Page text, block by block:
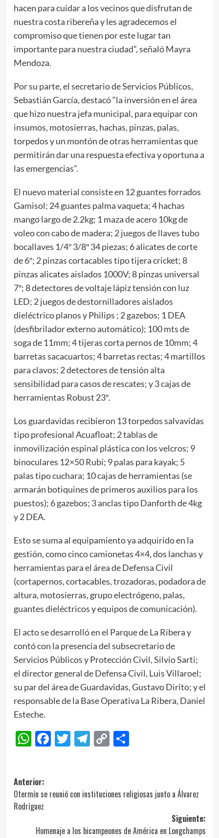
hacen para cuidar a los vecinos que disfrutan de
nuestra costa ribereña y les agradecemos el
compromiso que tienen por este lugar tan
importante para nuestra ciudad”, señaló Mayra
Mendoza.
Por su parte, el secretario de Servicios Públicos,
Sebastián García, destacó “la inversión en el área
que hizo nuestra jefa municipal, para equipar con
insumos, motosierras, hachas, pinzas, palas,
torpedos y un montón de otras herramientas que
permitirán dar una respuesta efectiva y oportuna a
las emergencias”.
El nuevo material consiste en 12 guantes forrados
Gamisol; 24 guantes palma vaqueta; 4 hachas
mango largo de 2.2kg; 1 maza de acero 10kg de
voleo con cabo de madera; 2 juegos de llaves tubo
bocallaves 1/4″ 3/8″ 34 piezas; 6 alicates de corte
de 6″; 2 pinzas cortacables tipo tijera cricket; 8
pinzas alicates aislados 1000V; 8 pinzas universal
7″; 8 detectores de voltaje lápiz tensión con luz
LED; 2 juegos de destornilladores aislados
dieléctrico planos y Philips ; 2 gazebos; 1 DEA
(desfibrilador externo automático); 100 mts de
soga de 11mm; 4 tijeras corta pernos de 10mm; 4
barretas sacacuartos; 4 barretas rectas; 4 martillos
para clavos; 2 detectores de tensión alta
sensibilidad para casos de rescates; y 3 cajas de
herramientas Robust 23″.
Los guardavidas recibieron 13 torpedos salvavidas
tipo profesional Acuafloat; 2 tablas de
inmovilización espinal plástica con los velcros; 9
binoculares 12×50 Rubí; 9 palas para kayak; 5
palas tipo cuchara; 10 cajas de herramientas (se
armarán botiquines de primeros auxilios para los
puestos); 6 gazebos; 3 anclas tipo Danforth de 4kg
y 2 DEA.
Esto se suma al equipamiento ya adquirido en la
gestión, como cinco camionetas 4×4, dos lanchas y
herramientas para el área de Defensa Civil
(cortapernos, cortacables, trozadoras, podadora de
altura, motosierras, grupo electrógeno, palas,
guantes dieléctricos y equipos de comunicación).
El acto se desarrolló en el Parque de La Ribera y
contó con la presencia del subsecretario de
Servicios Públicos y Protección Civil, Silvio Sarti;
el director general de Defensa Civil, Luis Villaroel;
su par del área de Guardavidas, Gustavo Dirito; y el
responsable de la Base Operativa La Ribera, Daniel
Esteche.
WhatsApp
Facebook
Twitter
Telegram
CopyCompartir
Navegación
de
entradas
Anterior:
Otermín se reunió con instituciones religiosas junto a Álvarez
Rodríguez
Siguiente:
Homenaje a los bicampeones de América en Longchamps